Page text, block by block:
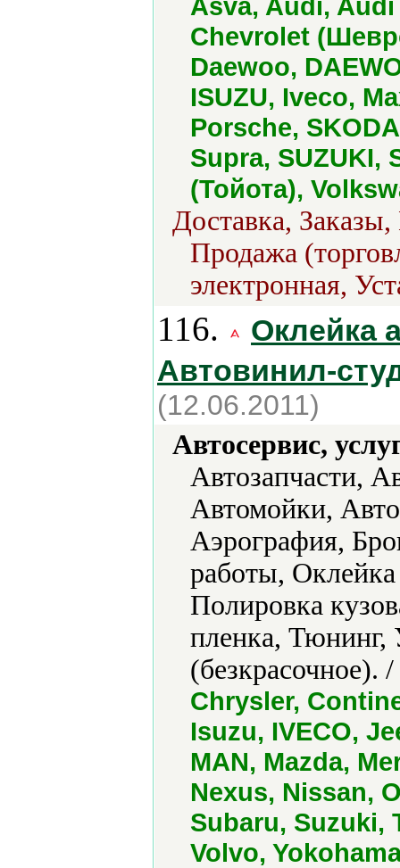
Chevrolet
Daewoo,
ISUZU, Iveco,
Porsche,
Supra, SUZUKI,
(Тойота),
Доставка,
Продажа
электронная,
116.
Оклейка
Автовинил-
(12.06.2011)
Автосервис,
Автозапчасти,
Автомойки,
Аэрография,
работы, Оклейка
Полировка
пленка, Тюнинг,
(безкрасочное). /
Chrysler,
Isuzu, IVECO,
MAN, Mazda,
Nexus, Nissan,
Subaru, Suzuki,
Volvo,